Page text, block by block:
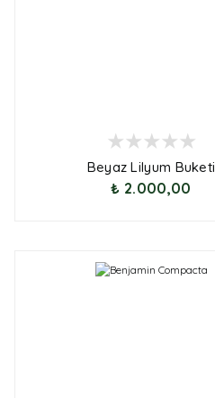
Beyaz Lilyum Buketi
₺ 2.000,00